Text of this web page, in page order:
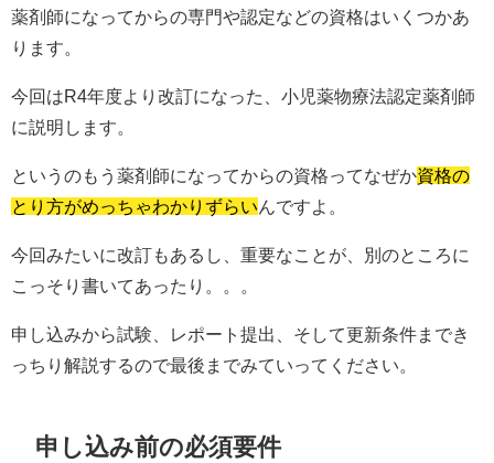
薬剤師になってからの専門や認定などの資格はいくつかあ
ります。
今回はR4年度より改訂になった、小児薬物療法認定薬剤師
に説明します。
というのもう薬剤師になってからの資格ってなぜか資格の
とり方がめっちゃわかりずらいんですよ。
今回みたいに改訂もあるし、重要なことが、別のところに
こっそり書いてあったり。。。
申し込みから試験、レポート提出、そして更新条件までき
っちり解説するので最後までみていってください。
申し込み前の必須要件